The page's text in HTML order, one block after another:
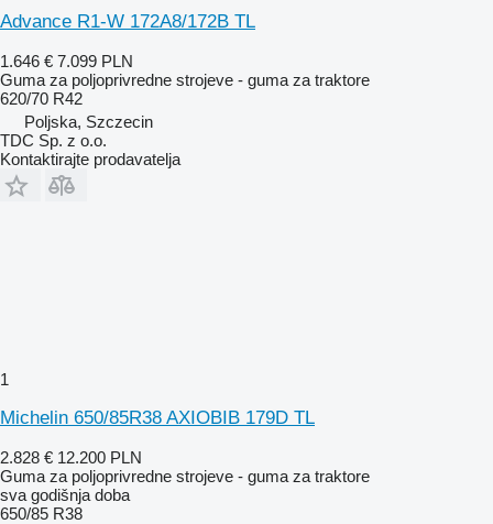
Advance R1-W 172A8/172B TL
1.646 € 7.099 PLN
Guma za poljoprivredne strojeve - guma za traktore
620/70 R42
Poljska, Szczecin
TDC Sp. z o.o.
Kontaktirajte prodavatelja
1
Michelin 650/85R38 AXIOBIB 179D TL
2.828 € 12.200 PLN
Guma za poljoprivredne strojeve - guma za traktore
sva godišnja doba
650/85 R38